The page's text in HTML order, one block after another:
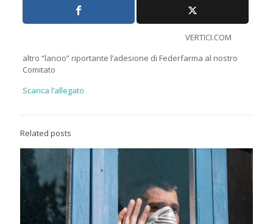
VERTICI.COM
altro “lancio” riportante l’adesione di Federfarma al nostro
Comitato
Scarica l’allegato
Related posts